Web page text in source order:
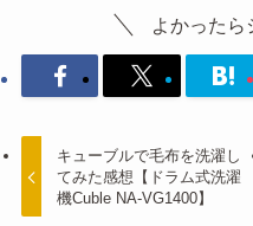
よかったら
キューブルで毛布を洗濯し
てみた感想【ドラム式洗濯
機Cuble NA-VG1400】